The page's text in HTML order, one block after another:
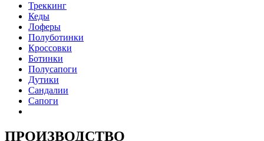
Треккинг
Кеды
Лоферы
Полуботинки
Кроссовки
Ботинки
Полусапоги
Дутики
Сандалии
Сапоги
ПРОИЗВОДСТВО